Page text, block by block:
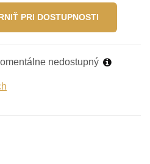
PRI DOSTUPNOSTI
nedostupný